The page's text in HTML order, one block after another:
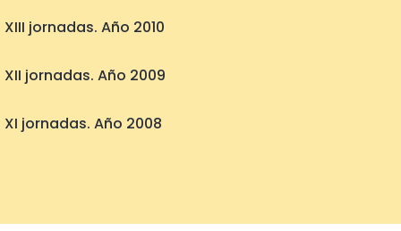
XIII jornadas. Año 2010
XII jornadas. Año 2009
XI jornadas. Año 2008